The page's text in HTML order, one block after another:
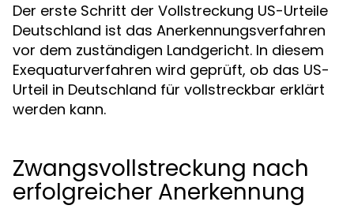
Der erste Schritt der Vollstreckung US-Urteile
Deutschland ist das Anerkennungsverfahren
vor dem zuständigen Landgericht. In diesem
Exequaturverfahren wird geprüft, ob das US-
Urteil in Deutschland für vollstreckbar erklärt
werden kann.
Zwangsvollstreckung nach
erfolgreicher Anerkennung